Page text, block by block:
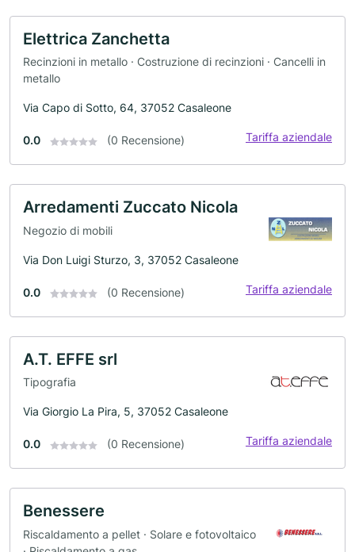
Elettrica Zanchetta
Recinzioni in metallo · Costruzione di recinzioni · Cancelli in
metallo
Via Capo di Sotto, 64, 37052 Casaleone
0.0 (0 Recensione) Tariffa aziendale
Arredamenti Zuccato Nicola
Negozio di mobili
Via Don Luigi Sturzo, 3, 37052 Casaleone
0.0 (0 Recensione) Tariffa aziendale
A.T. EFFE srl
Tipografia
Via Giorgio La Pira, 5, 37052 Casaleone
0.0 (0 Recensione) Tariffa aziendale
Benessere
Riscaldamento a pellet · Solare e fotovoltaico